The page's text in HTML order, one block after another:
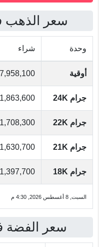
سعر الذهب
وحدة شراء
أوقية
جرام 24K 1,863,600
جرام 22K 1,708,300
جرام 21K 1,630,700
جرام 18K 1,397,700
السبت, 8 أغسطس 2026, 4:30 م
سعر الفضة